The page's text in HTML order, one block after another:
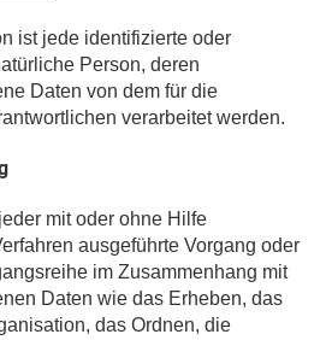
ist jede identifizierte oder
Person, deren
Daten von dem für die
verarbeitet werden.
mit oder ohne Hilfe
ausgeführte Vorgang oder
im Zusammenhang mit
Daten wie das Erheben, das
das Ordnen, die